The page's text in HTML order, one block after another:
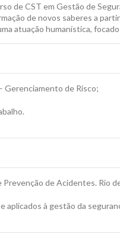
de CST em Gestão de
de novos saberes a
atuação humanística,
Gerenciamento de Risco;
de Acidentes. Rio
aplicados à gestão da